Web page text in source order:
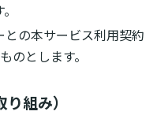
の本サービス利用契約
のとします。
組み）